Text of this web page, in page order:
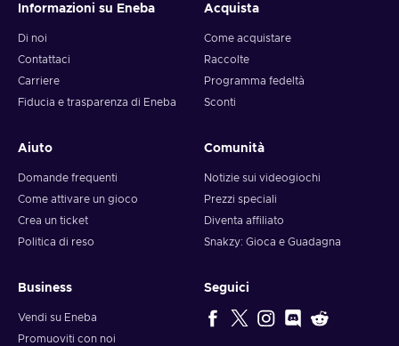
Informazioni su Eneba
Di noi
Contattaci
Carriere
Fiducia e trasparenza di Eneba
Acquista
Come acquistare
Raccolte
Programma fedeltà
Sconti
Aiuto
Domande frequenti
Come attivare un gioco
Crea un ticket
Politica di reso
Comunità
Notizie sui videogiochi
Prezzi speciali
Diventa affiliato
Snakzy: Gioca e Guadagna
Business
Vendi su Eneba
Promuoviti con noi
Seguici